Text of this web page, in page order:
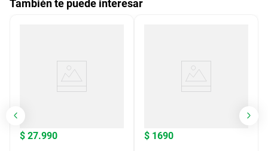
También te puede interesar
$ 27.990 $ 1690